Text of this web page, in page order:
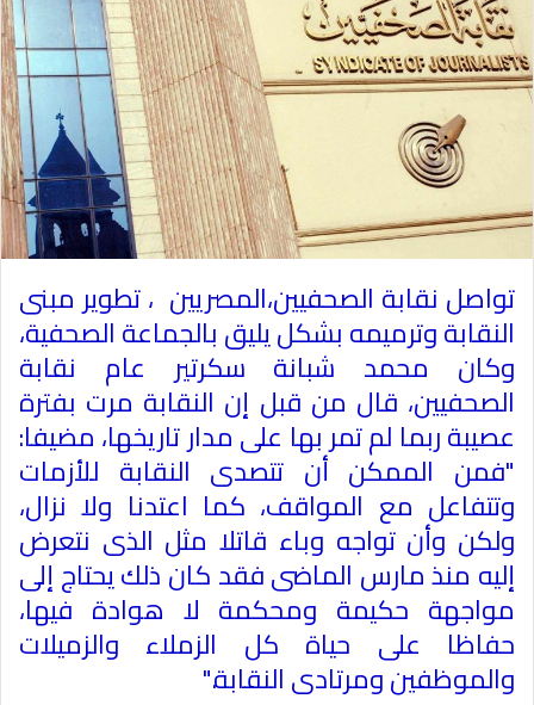
تواصل نقابة الصحفيين،المصريين ، تطوير مبنى
النقابة وترميمه بشكل يليق بالجماعة الصحفية،
وكان محمد شبانة سكرتير عام نقابة
الصحفيين، قال من قبل إن النقابة مرت بفترة
عصيبة ربما لم تمر بها على مدار تاريخها، مضيفا:
"فمن الممكن أن تتصدى النقابة للأزمات
وتتفاعل مع المواقف، كما اعتدنا ولا نزال،
ولكن وأن تواجه وباء قاتلا مثل الذى نتعرض
إليه منذ مارس الماضى فقد كان ذلك يحتاج إلى
مواجهة حكيمة ومحكمة لا هوادة فيها،
حفاظا على حياة كل الزملاء والزميلات
والموظفين ومرتادى النقابة".